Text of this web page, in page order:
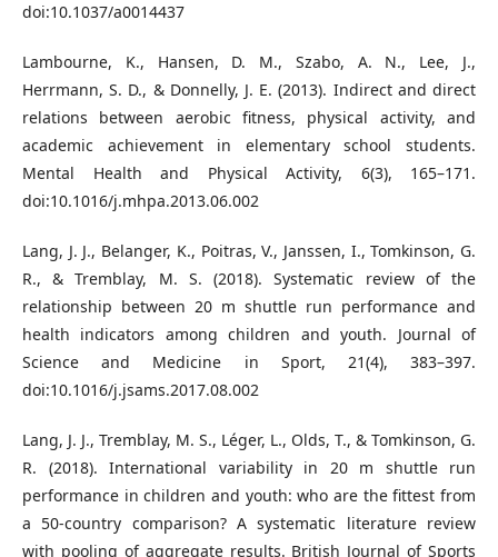
doi:10.1037/a0014437
Lambourne, K., Hansen, D. M., Szabo, A. N., Lee, J.,
Herrmann, S. D., & Donnelly, J. E. (2013). Indirect and direct
relations between aerobic fitness, physical activity, and
academic achievement in elementary school students.
Mental Health and Physical Activity, 6(3), 165–171.
doi:10.1016/j.mhpa.2013.06.002
Lang, J. J., Belanger, K., Poitras, V., Janssen, I., Tomkinson, G.
R., & Tremblay, M. S. (2018). Systematic review of the
relationship between 20 m shuttle run performance and
health indicators among children and youth. Journal of
Science and Medicine in Sport, 21(4), 383–397.
doi:10.1016/j.jsams.2017.08.002
Lang, J. J., Tremblay, M. S., Léger, L., Olds, T., & Tomkinson, G.
R. (2018). International variability in 20 m shuttle run
performance in children and youth: who are the fittest from
a 50-country comparison? A systematic literature review
with pooling of aggregate results. British Journal of Sports